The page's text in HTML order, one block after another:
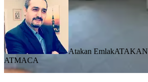
Atakan EmlakATAKAN
ATMACA